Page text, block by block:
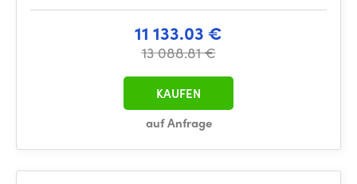
11 133.03 €
13 088.81 €
auf Anfrage
KAUFEN